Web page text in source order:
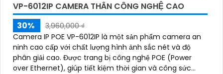
VP-6012IP CAMERA THÂN CÔNG NGHỆ CAO
30%
3,960,000 ₫
Camera IP POE VP-6012IP là một sản phẩm camera an
ninh cao cấp với chất lượng hình ảnh sắc nét và độ
phân giải cao. Được trang bị công nghệ POE (Power
over Ethernet), giúp tiết kiệm thời gian và công sức